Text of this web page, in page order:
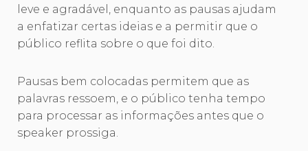
leve e agradável, enquanto as pausas ajudam
a enfatizar certas ideias e a permitir que o
público reflita sobre o que foi dito.
Pausas bem colocadas permitem que as
palavras ressoem, e o público tenha tempo
para processar as informações antes que o
speaker prossiga.